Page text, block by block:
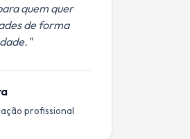
quem quer
de forma
profissional